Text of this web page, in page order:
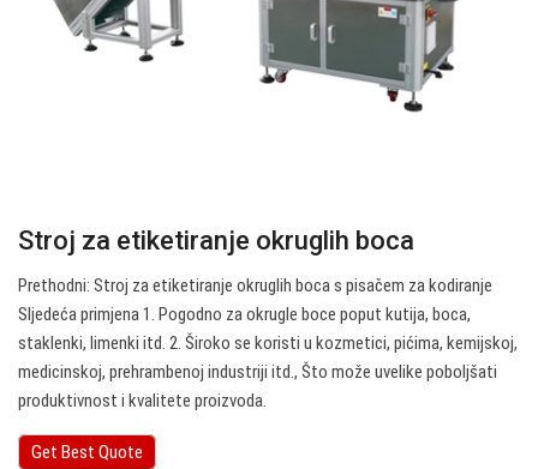
Stroj za etiketiranje okruglih boca
Prethodni: Stroj za etiketiranje okruglih boca s pisačem za kodiranje
Sljedeća primjena 1. Pogodno za okrugle boce poput kutija, boca,
staklenki, limenki itd. 2. Široko se koristi u kozmetici, pićima, kemijskoj,
medicinskoj, prehrambenoj industriji itd., Što može uvelike poboljšati
produktivnost i kvalitete proizvoda.
Get Best Quote